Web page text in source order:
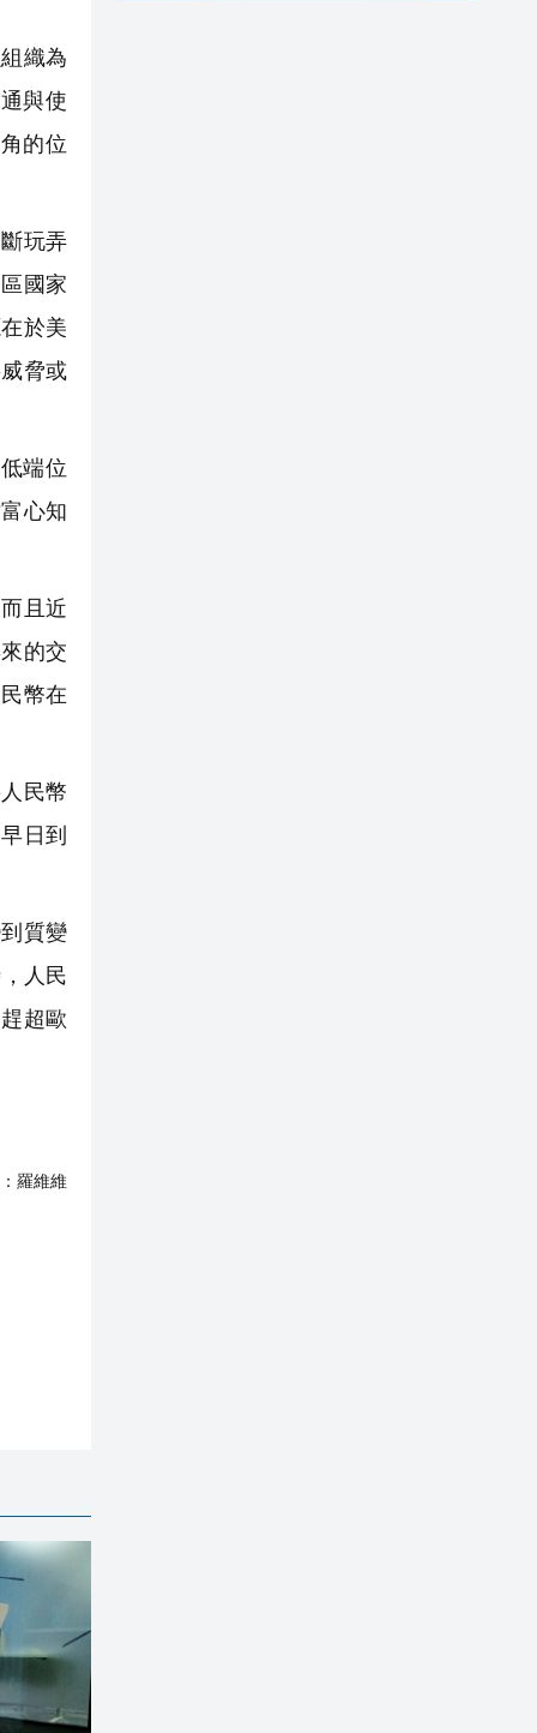
織為
與使
的位
玩弄
國家
於美
脅或
端位
心知
且近
的交
幣在
民幣
日到
質變
人民
超歐
羅維維